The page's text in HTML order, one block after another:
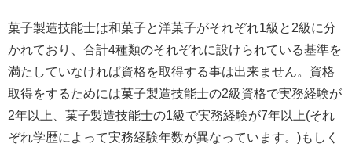
菓子製造技能士は和菓子と洋菓子がそれぞれ1級と2級に分
かれており、合計4種類のそれぞれに設けられている基準を
満たしていなければ資格を取得する事は出来ません。資格
取得をするためには菓子製造技能士の2級資格で実務経験が
2年以上、菓子製造技能士の1級で実務経験が7年以上(それ
ぞれ学歴によって実務経験年数が異なっています。)もしく